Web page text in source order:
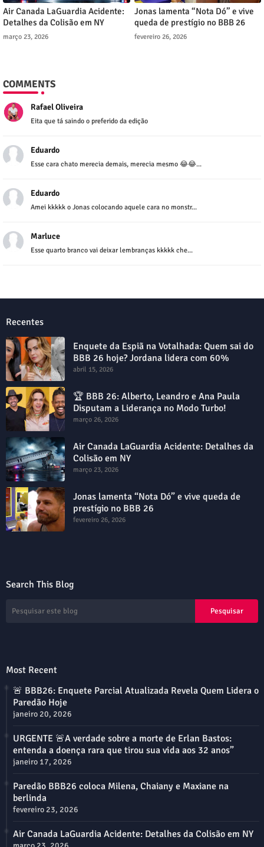
Air Canada LaGuardia Acidente:
Detalhes da Colisão em NY
março 23, 2026
Jonas lamenta “Nota Dó” e vive
queda de prestígio no BBB 26
fevereiro 26, 2026
COMMENTS
Rafael Oliveira
Eita que tá saindo o preferido da edição
Eduardo
Esse cara chato merecia demais, merecia mesmo 😂😂...
Eduardo
Amei kkkkk o Jonas colocando aquele cara no monstr...
Marluce
Esse quarto branco vai deixar lembranças kkkkk che...
Recentes
Enquete da Espiã na Votalhada: Quem sai do
BBB 26 hoje? Jordana lidera com 60%
abril 15, 2026
🏆 BBB 26: Alberto, Leandro e Ana Paula
Disputam a Liderança no Modo Turbo!
março 26, 2026
Air Canada LaGuardia Acidente: Detalhes da
Colisão em NY
março 23, 2026
Jonas lamenta “Nota Dó” e vive queda de
prestígio no BBB 26
fevereiro 26, 2026
Search This Blog
Most Recent
🚨 BBB26: Enquete Parcial Atualizada Revela Quem Lidera o
Paredão Hoje
janeiro 20, 2026
URGENTE 🚨A verdade sobre a morte de Erlan Bastos:
entenda a doença rara que tirou sua vida aos 32 anos”
janeiro 17, 2026
Paredão BBB26 coloca Milena, Chaiany e Maxiane na
berlinda
fevereiro 23, 2026
Air Canada LaGuardia Acidente: Detalhes da Colisão em NY